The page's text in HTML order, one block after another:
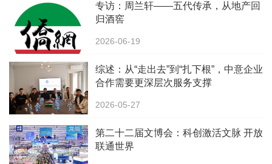
专访：周兰轩——五代传承，从地产回
归酒窖
2026-06-19
综述：从“走出去”到“扎下根”，中意企业
合作需要更深层次服务支撑
2026-05-27
第二十二届文博会：科创激活文脉 开放
联通世界